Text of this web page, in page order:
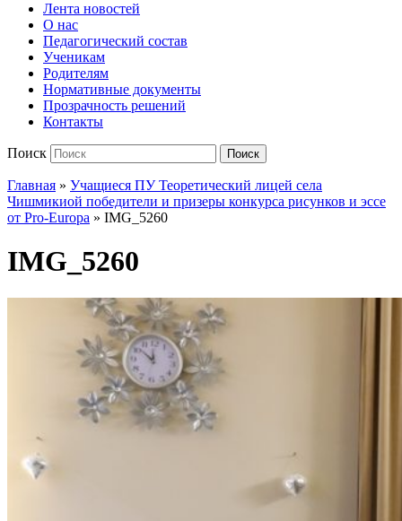
Лента новостей
О нас
Педагогический состав
Ученикам
Родителям
Нормативные документы
Прозрачность решений
Контакты
Поиск Поиск
Главная » Учащиеся ПУ Теоретический лицей села
Чишмикиой победители и призеры конкурса рисунков и эссе
от Pro-Europa » IMG_5260
IMG_5260